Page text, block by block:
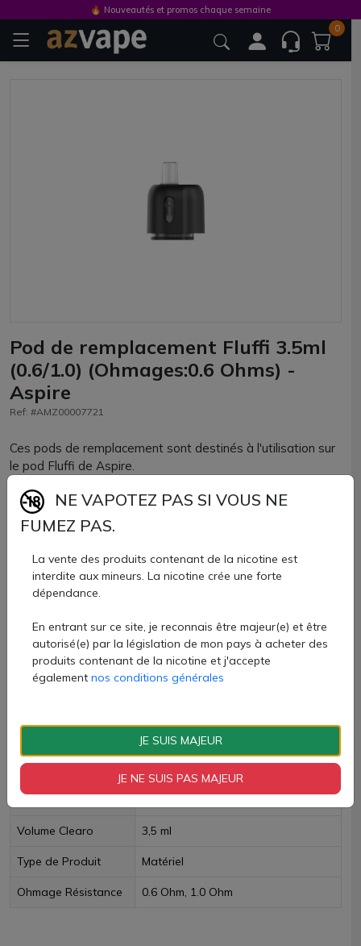
0
Pod de remplacement Fluffi 3.5ml
(0.6/1.0) (Ohmages:0.6 Ohms) -
Aspire
Ref: #AMZ00007721
Ces pods de remplacement sont destinés à l'utilisation sur
le pod Fluffi de Aspire.
Ils sont disponibles en 0.6 Ohm (9W-11W) ou en 1.0 Ohm
(14W-18W).
7,50 €
Quantité
AJOUTER À MON PANIER
Paiement 100% sécurisé
Fiche technique
Volume Clearo 3,5 ml
Type de Produit Matériel
Ohmage Résistance 0.6 Ohm, 1.0 Ohm
🔥 Nouveautés et promos chaque semaine
NE VAPOTEZ PAS SI VOUS NE
FUMEZ PAS.
La vente des produits contenant de la nicotine est
interdite aux mineurs. La nicotine crée une forte
dépendance.
En entrant sur ce site, je reconnais être majeur(e) et être
autorisé(e) par la législation de mon pays à acheter des
produits contenant de la nicotine et j'accepte
également nos conditions générales
JE SUIS MAJEUR
JE NE SUIS PAS MAJEUR